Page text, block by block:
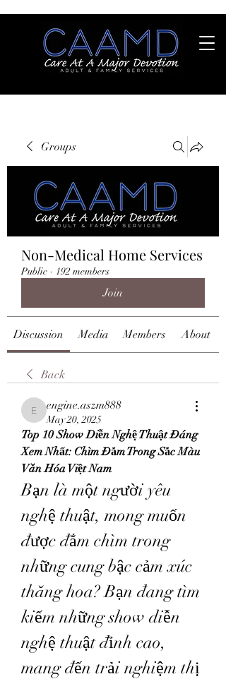
Groups
Non-Medical Home Services
Public · 192 members
Join
Discussion Media Members About
Back
engine.aszm888
engine.aszm888
May 20, 2025
Top 10 Show Diễn Nghệ Thuật Đáng
Xem Nhất: Chìm Đắm Trong Sắc Màu
Văn Hóa Việt Nam
Bạn là một người yêu
nghệ thuật, mong muốn
được đắm chìm trong
những cung bậc cảm xúc
thăng hoa? Bạn đang tìm
kiếm những show diễn
nghệ thuật đỉnh cao,
mang đến trải nghiệm thị